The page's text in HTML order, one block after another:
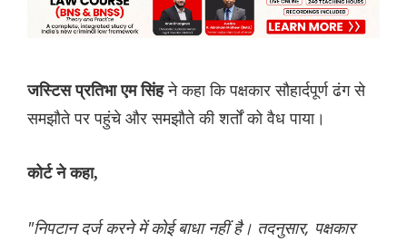
जस्टिस प्रतिभा एम सिंहने कहा कि पक्षकार सौहार्दपूर्ण ढंग से
समझौते पर पहुंचे और समझौते की शर्तों को वैध पाया।
कोर्ट ने कहा,
"निपटान दर्ज करने में कोई बाधा नहीं है। तदनुसार, पक्षकार